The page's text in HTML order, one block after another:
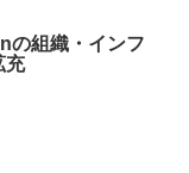
の組織・インフ
充